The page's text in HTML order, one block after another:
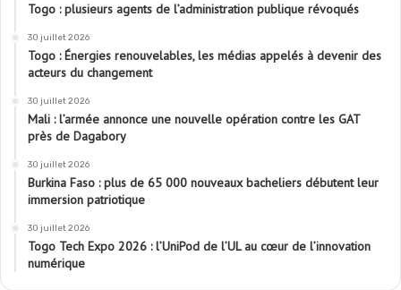
Togo : plusieurs agents de l’administration publique révoqués
30 juillet 2026
Togo : Énergies renouvelables, les médias appelés à devenir des
acteurs du changement
30 juillet 2026
Mali : l’armée annonce une nouvelle opération contre les GAT
près de Dagabory
30 juillet 2026
Burkina Faso : plus de 65 000 nouveaux bacheliers débutent leur
immersion patriotique
30 juillet 2026
Togo Tech Expo 2026 : l’UniPod de l’UL au cœur de l’innovation
numérique